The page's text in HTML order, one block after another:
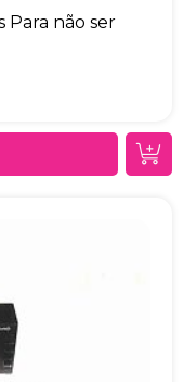
Para não ser